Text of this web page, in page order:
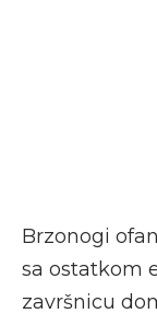
Brzonogi
sa ostatkom
završnicu